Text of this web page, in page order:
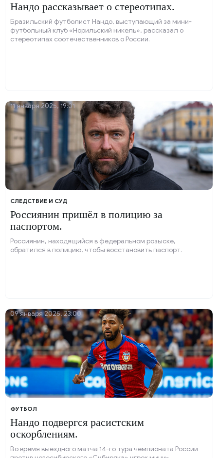
Нандо рассказывает о стереотипах.
Бразильский футболист Нандо, выступающий за мини-
футбольный клуб «Норильский никель», рассказал о
стереотипах соотечественников о России.
СЛЕДСТВИЕ И СУД
Россиянин пришёл в полицию за
паспортом.
Россиянин, находящийся в федеральном розыске,
обратился в полицию, чтобы восстановить паспорт.
11 января 2025, 19:01
ФУТБОЛ
Нандо подвергся расистским
оскорблениям.
Во время выездного матча 14-го тура чемпионата России
09 января 2025, 23:00